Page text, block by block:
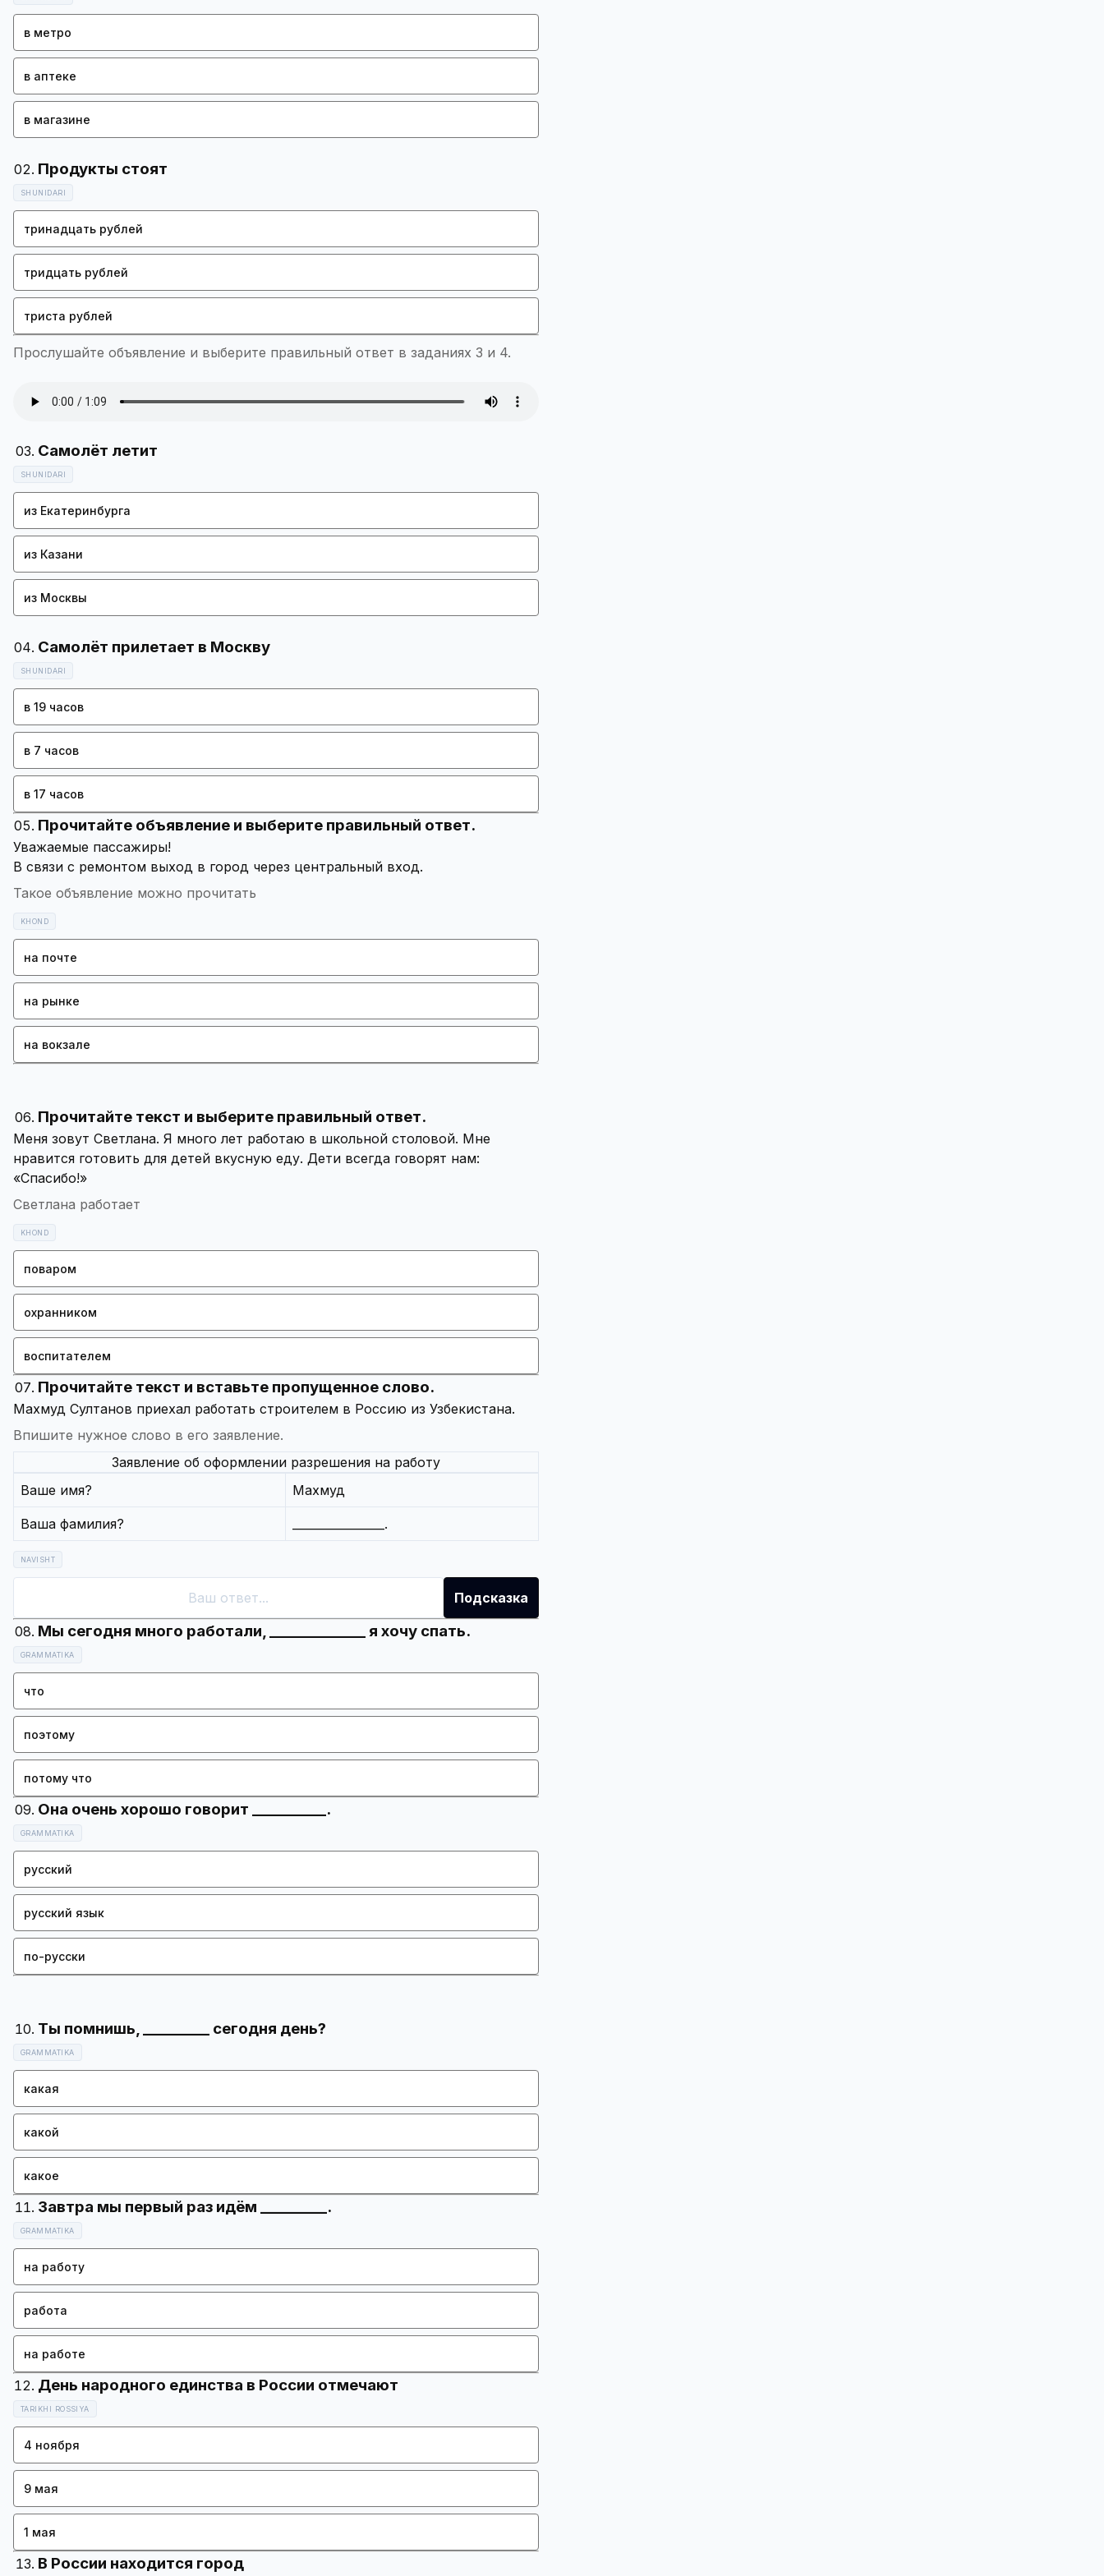
в метро
в аптеке
в магазине
SHUNIDARI
тринадцать рублей
тридцать рублей
триста рублей
Прослушайте объявление и выберите правильный ответ в заданиях 3 и 4.
SHUNIDARI
из Екатеринбурга
из Казани
из Москвы
SHUNIDARI
в 19 часов
в 7 часов
в 17 часов
Прочитайте объявление и выберите правильный ответ.
Такое объявление можно прочитать
KHOND
на почте
на рынке
на вокзале
Прочитайте текст и выберите правильный ответ.
Меня зовут Светлана. Я много лет работаю в школьной столовой. Мне
нравится готовить для детей вкусную еду. Дети всегда говорят нам:
Светлана работает
KHOND
поваром
охранником
воспитателем
Прочитайте текст и вставьте пропущенное слово.
Впишите нужное слово в его заявление.
Заявление об оформлении разрешения на работу
Ваше имя?
Махмуд
Ваша фамилия? ________________.
NAVISHT
Подсказка
GRAMMATIKA
что
поэтому
потому что
GRAMMATIKA
русский
русский язык
по-русски
GRAMMATIKA
какая
какой
какое
GRAMMATIKA
на работу
работа
на работе
TARIKHI ROSSIYA
4 ноября
9 мая
1 мая